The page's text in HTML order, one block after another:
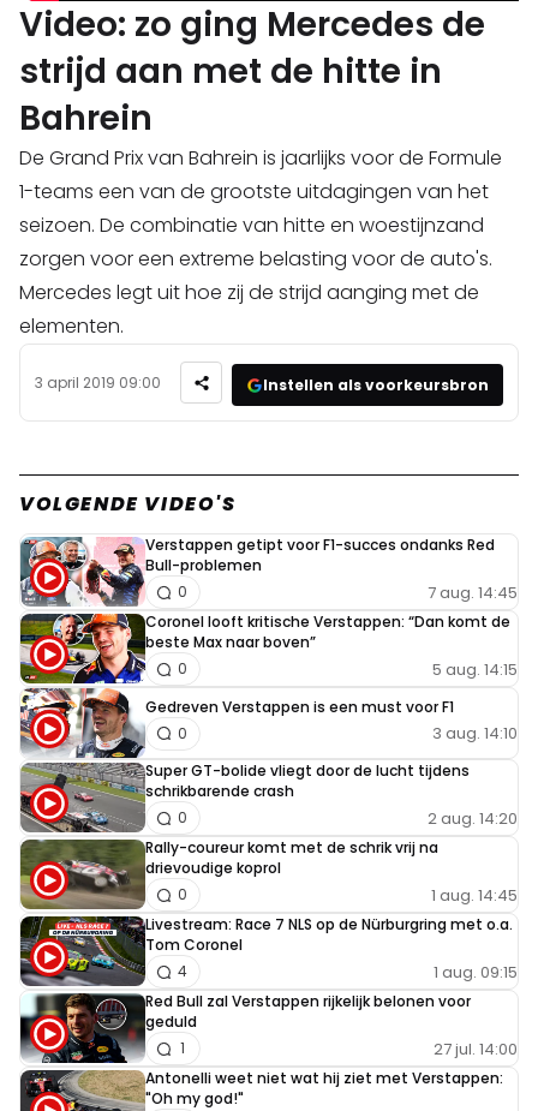
Video: zo ging Mercedes de
strijd aan met de hitte in
Bahrein
De Grand Prix van Bahrein is jaarlijks voor de Formule
1-teams een van de grootste uitdagingen van het
seizoen. De combinatie van hitte en woestijnzand
zorgen voor een extreme belasting voor de auto's.
Mercedes legt uit hoe zij de strijd aanging met de
elementen.
3 april 2019 09:00 Instellen als voorkeursbron
VOLGENDE VIDEO'S
Verstappen getipt voor F1-succes ondanks Red
Bull-problemen
7 aug. 14:45
0
Coronel looft kritische Verstappen: “Dan komt de
beste Max naar boven”
5 aug. 14:15
0
Gedreven Verstappen is een must voor F1
3 aug. 14:10
0
Super GT-bolide vliegt door de lucht tijdens
schrikbarende crash
2 aug. 14:20
0
Rally-coureur komt met de schrik vrij na
drievoudige koprol
1 aug. 14:45
0
Livestream: Race 7 NLS op de Nürburgring met o.a.
Tom Coronel
1 aug. 09:15
4
Red Bull zal Verstappen rijkelijk belonen voor
geduld
27 jul. 14:00
1
Antonelli weet niet wat hij ziet met Verstappen:
"Oh my god!"